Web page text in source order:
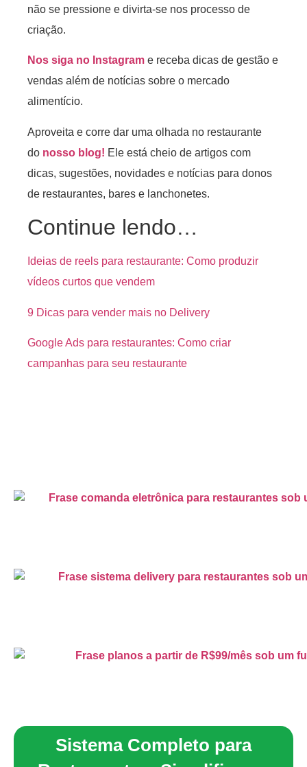
não se pressione e divirta-se nos processo de
criação.
Nos siga no Instagram e receba dicas de gestão e
vendas além de notícias sobre o mercado
alimentício.
Aproveita e corre dar uma olhada no restaurante
do nosso blog! Ele está cheio de artigos com
dicas, sugestões, novidades e notícias para donos
de restaurantes, bares e lanchonetes.
Continue lendo…
Ideias de reels para restaurante: Como produzir
vídeos curtos que vendem
9 Dicas para vender mais no Delivery
Google Ads para restaurantes: Como criar
campanhas para seu restaurante
Sistema Completo para